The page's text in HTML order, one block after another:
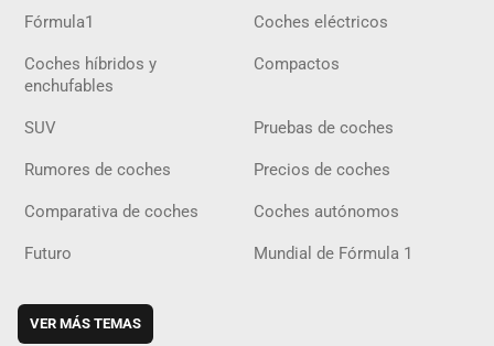
Fórmula1 Coches eléctricos
Coches híbridos y
enchufables
Compactos
SUV Pruebas de coches
Rumores de coches Precios de coches
Comparativa de coches Coches autónomos
Futuro Mundial de Fórmula 1
VER MÁS TEMAS